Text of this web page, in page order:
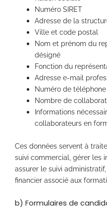
Numéro SIRET
Adresse de la
Ville et code postal
Nom et prénom du
désigné
Fonction du
Adresse e-mail
Numéro de
Nombre de
Informations
collaborateurs en
Ces données servent à
suivi commercial, gérer les
assurer le suivi
financier associé aux
b) Formulaires de